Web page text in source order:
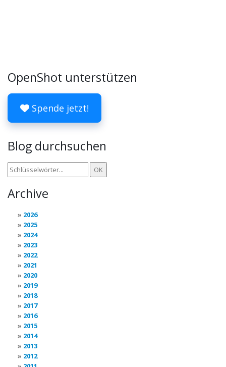
OpenShot unterstützen
Spende jetzt!
Blog durchsuchen
Archive
2026
2025
2024
2023
2022
2021
2020
2019
2018
2017
2016
2015
2014
2013
2012